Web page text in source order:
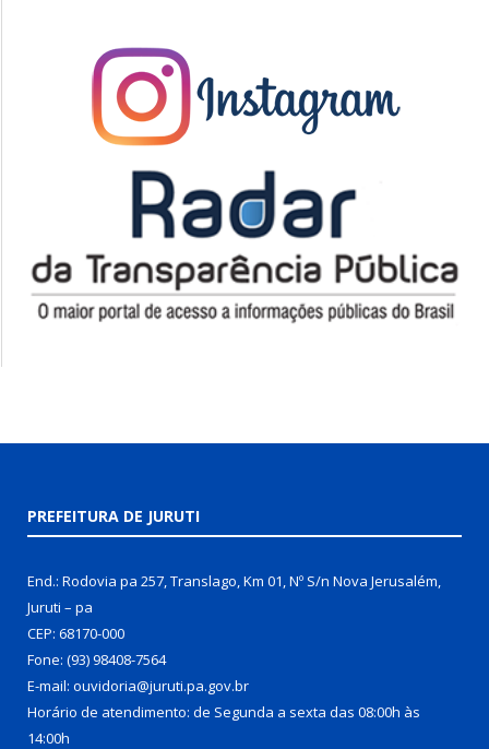
PREFEITURA DE JURUTI
End.: Rodovia pa 257, Translago, Km 01, Nº S/n Nova Jerusalém,
Juruti – pa
CEP: 68170-000
Fone: (93) 98408-7564
E-mail: ouvidoria@juruti.pa.gov.br
Horário de atendimento: de Segunda a sexta das 08:00h às
14:00h